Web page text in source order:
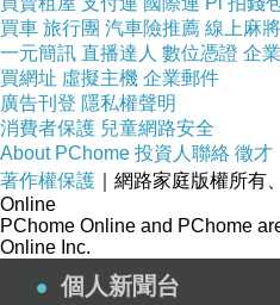
█第八品: 依法出生
★經文:
須菩提！於意云何
界七寶以用布施，
買車 旅行團 汽車險推薦 線上麻將
一元簡訊 直播達人 數位憑證 企
買網址 虛擬主機 企業郵件
廣告刊登 隱私權聲明
消費者保護 兒童網路安全
About PChome 投資人聯絡 徵才
著作權保護 ｜網路家庭版權所有
Online
PChome Online and PChome
Online Inc.
個人新聞台